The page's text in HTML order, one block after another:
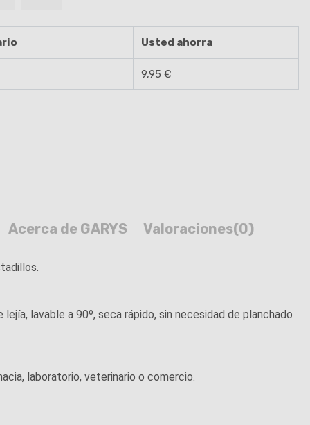
Usted ahorra
9,95 €
Acerca de GARYS Valoraciones(0)
lavable a 90º, seca rápido, sin necesidad de planchado
laboratorio, veterinario o comercio.